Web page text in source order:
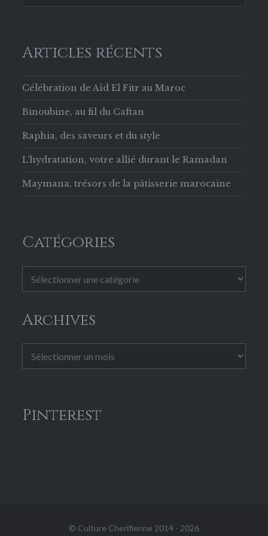
Articles récents
Célébration de Aïd El Fitr au Maroc
Binoubine, au fil du Caftan
Raphia, des saveurs et du style
L’hydratation, votre allié durant le Ramadan
Maymana, trésors de la pâtisserie marocaine
Catégories
Archives
Pinterest
© Culture Cherifienne 2014 - 2026